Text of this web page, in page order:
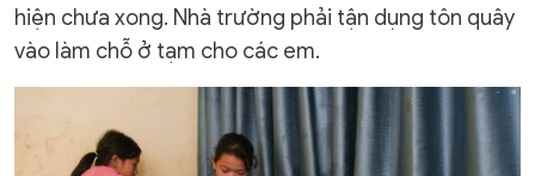
hiện chưa xong. Nhà trường phải tận dụng tôn quây
vào làm chỗ ở tạm cho các em.